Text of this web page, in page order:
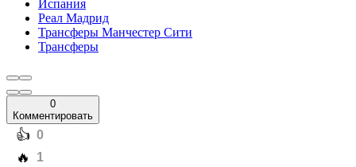
Испания
Реал Мадрид
Трансферы Манчестер Сити
Трансферы
0
Комментировать
️👍 0
️🔥 1